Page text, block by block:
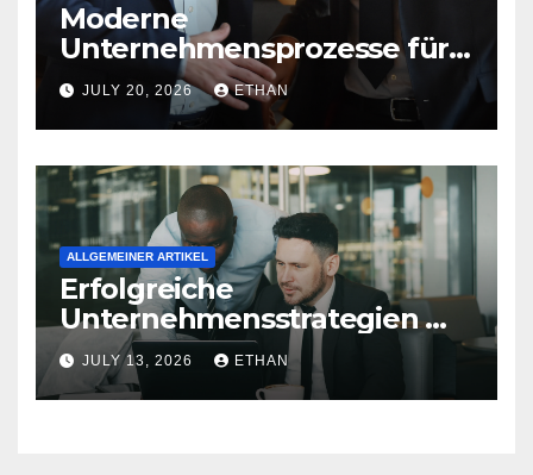
Moderne
Unternehmensprozesse für
nachhaltige
Strukturentwicklung
JULY 20, 2026 ETHAN
ALLGEMEINER ARTIKEL
Erfolgreiche
Unternehmensstrategien mit
nachhaltiger Wirkung
JULY 13, 2026 ETHAN